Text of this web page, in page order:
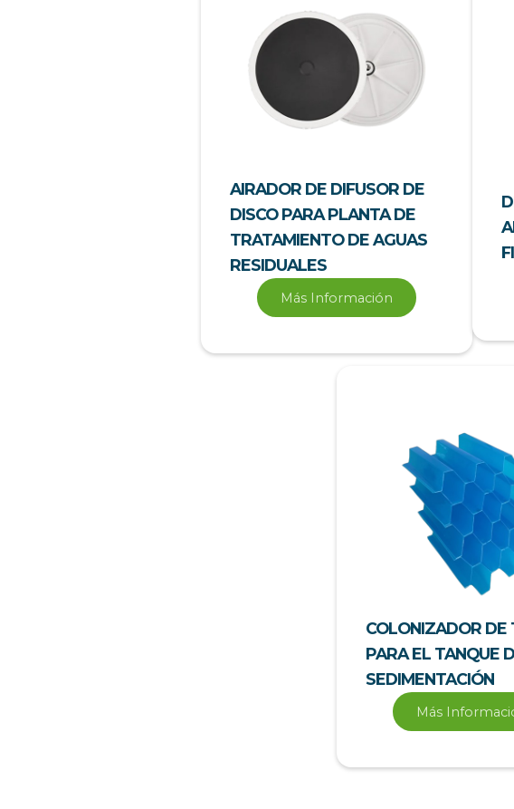
AIRADOR DE DIFUSOR DE
DISCO PARA PLANTA DE
TRATAMIENTO DE AGUAS
RESIDUALES
Más Información
COLONIZADOR DE
PARA EL TANQUE
SEDIMENTACIÓN
Más